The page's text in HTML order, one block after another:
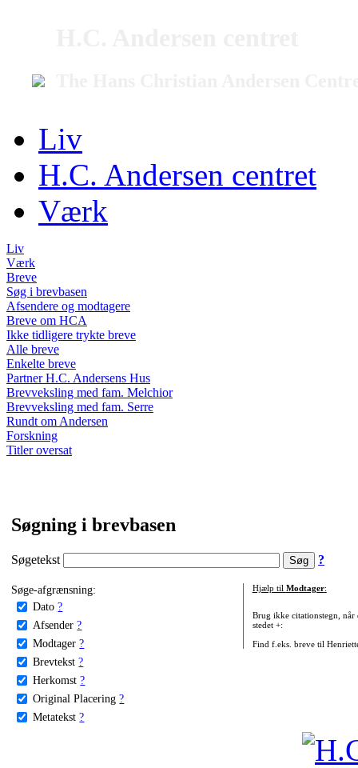
Liv
H.C. Andersen centret
Værk
Liv
Værk
Breve
Søg i brevbasen
Afsendere og modtagere
Breve om HCA
Ikke tidligere trykte breve
Alle breve
Enkelte breve
Partner H.C. Andersens Hus
Brevveksling med fam. Melchior
Brevveksling med fam. Serre
Rundt om Andersen
Forskning
Titler oversat
Søgning i brevbasen
Søgetekst ?
Søge-afgrænsning:
Dato ?
Afsender ?
Modtager ?
Brevtekst ?
Herkomst ?
Original Placering ?
Metatekst ?
Hjælp til Modtager:
Brug ikke citationstegn, når
stedet +:
Find f.eks. breve til